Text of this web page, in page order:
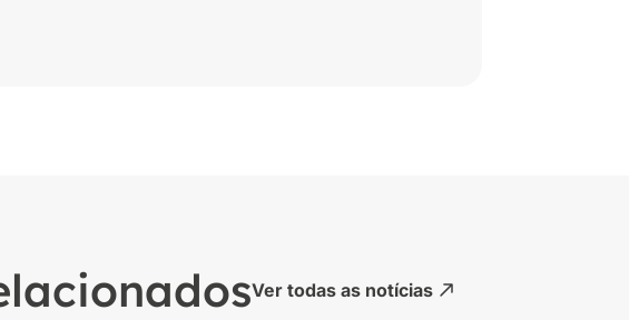
Ver todas as notícias